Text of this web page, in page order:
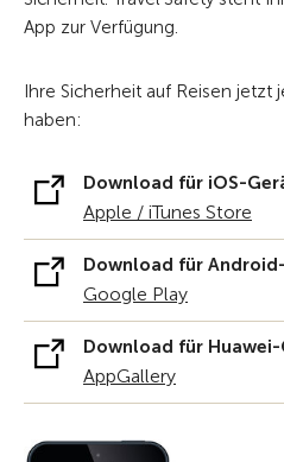
App zur Verfügung.
Ihre Sicherheit auf Reisen jetzt
haben:
Download für iOS-
Apple / iTunes Store
Download für
Google Play
Download für
AppGallery